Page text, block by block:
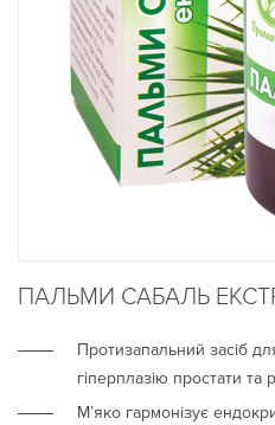
ПАЛЬМИ САБАЛЬ
Протизапальний засіб
гіперплазію простати та
М’яко гармонізує